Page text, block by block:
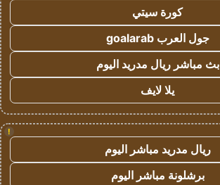
كورة سيتي
جول العرب goalarab
بث مباشر ريال مدريد اليوم
يلا لايف
!
ريال مدريد مباشر اليوم
برشلونة مباشر اليوم